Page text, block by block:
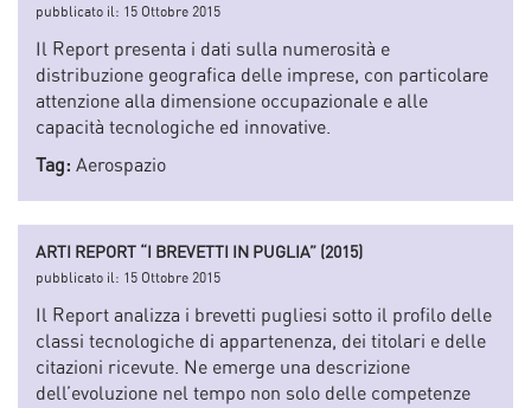
pubblicato il: 15 Ottobre 2015
Il Report presenta i dati sulla numerosità e
distribuzione geografica delle imprese, con particolare
attenzione alla dimensione occupazionale e alle
capacità tecnologiche ed innovative.
Tag: Aerospazio
ARTI REPORT “I BREVETTI IN PUGLIA” (2015)
pubblicato il: 15 Ottobre 2015
Il Report analizza i brevetti pugliesi sotto il profilo delle
classi tecnologiche di appartenenza, dei titolari e delle
citazioni ricevute. Ne emerge una descrizione
dell’evoluzione nel tempo non solo delle competenze